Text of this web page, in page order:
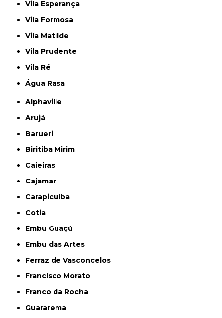
Vila Esperança
Vila Formosa
Vila Matilde
Vila Prudente
Vila Ré
Água Rasa
Alphaville
Arujá
Barueri
Biritiba Mirim
Caieiras
Cajamar
Carapicuíba
Cotia
Embu Guaçú
Embu das Artes
Ferraz de Vasconcelos
Francisco Morato
Franco da Rocha
Guararema